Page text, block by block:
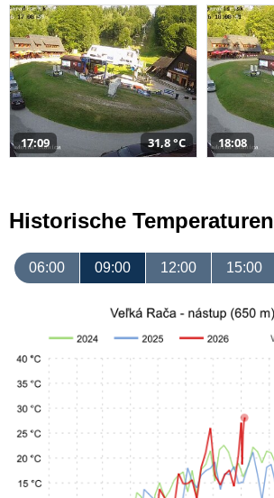
17:09 31,8 °C 18:08
Historische Temperaturen
06:00 09:00 12:00 15:00